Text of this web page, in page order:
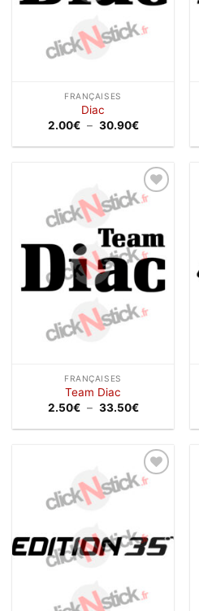
FRANÇAISES
Diac
2.00€ – 30.90€Plage
prix :
30.90€
Ajouter
FRANÇAISES
Team Diac
2.50€ – 33.50€Plage
prix :
33.50€
Ajouter